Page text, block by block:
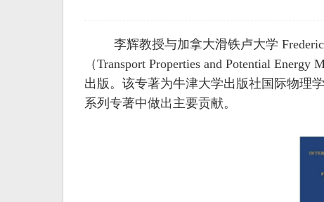
李辉教授与加拿大滑铁卢大学
（Transport Properties and Potential
出版。该专著为牛津大学出版社国际物理
系列专著中做出主要贡献。